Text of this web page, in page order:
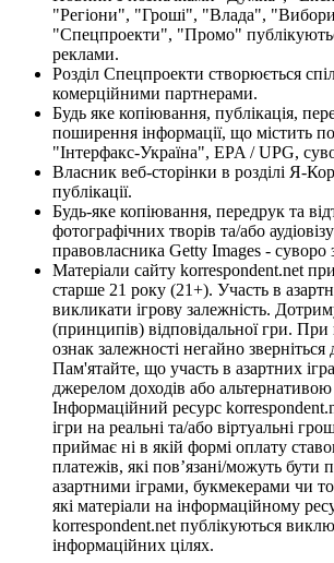
"Регіони", "Гроші", "Влада",
"Спецпроекти", "Промо"
реклами.
Розділ Спецпроекти створюється
комерційними партнерами.
Будь яке копіювання, публікація,
поширення інформації, що містить
"Інтерфакс-Україна", EPA / UPG,
Власник веб-сторінки в розділі Я-
публікації.
Будь-яке копіювання, передрук та
фотографічних творів та/або
правовласника Getty Images - суворо
Матеріали сайту korrespondent.net
старше 21 року (21+). Участь в
викликати ігрову залежність.
(принципів) відповідальної гри.
ознак залежності негайно зверніться
Пам'ятайте, що участь в азартних
джерелом доходів або альтернативою
Інформаційний ресурс
ігри на реальні та/або віртуальні
приймає ні в якій формі оплату
платежів, які пов’язані/можуть бути
азартними іграми, букмекерами чи
які матеріали на інформаційному
korrespondent.net публікуються
інформаційних цілях.